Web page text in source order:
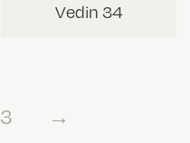
Vedin 34
3 →